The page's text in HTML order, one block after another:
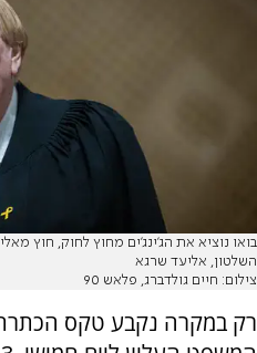
בואו נוציא את הג'ינג'ים מחוץ לחוק, חוץ
השלטון, אליעד שרגא
צילום: חיים גולדברג, פלאש 90
רק במקרה נקבע טקס